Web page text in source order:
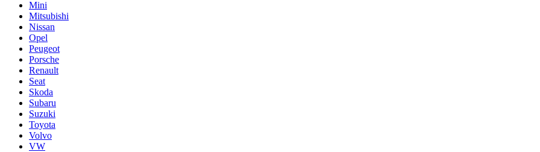
Mini
Mitsubishi
Nissan
Opel
Peugeot
Porsche
Renault
Seat
Skoda
Subaru
Suzuki
Toyota
Volvo
VW